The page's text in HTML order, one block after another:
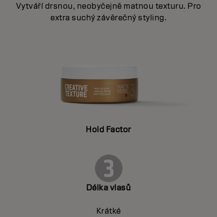
Vytváří drsnou, neobyčejně matnou texturu. Pro
extra suchý závěrečný styling.
Hold Factor
Délka vlasů
Krátké